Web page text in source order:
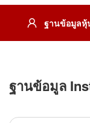
ฐานข้อมูลหุ้
ฐานข้อมูล